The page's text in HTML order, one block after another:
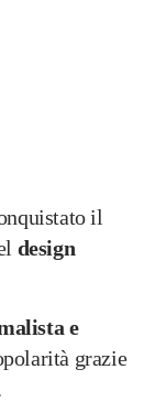
il
design
e
grazie